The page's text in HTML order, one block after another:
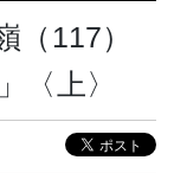
117）
〈上〉